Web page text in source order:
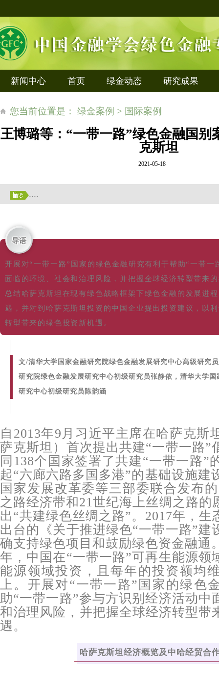
新闻中心 首页 绿金动态 研究成果
您当前位置是： 绿金案例 > 国际案例
王博璐等：“一带一路”绿色金融国
克斯坦
2021-05-18
....
导语
开展对“一带一路”国家的绿色金融研究有利于帮助“一带一
面临的环境、社会和治理风险，并把握全球经济转型带来
总结哈萨克斯坦在现有绿色战略框架下绿色金融的发展进
遇，并对到哈萨克斯坦投资的中国企业提出投资建议，以
转型带来的绿色投资新机遇。
文/清华大学国家金融研究院绿色金融发展研究中心高级研究
研究院绿色金融发展研究中心初级研究员张静依，清华大学
研究中心初级研究员陈韵涵
自2013年9月习近平主席在哈萨克斯
萨克斯坦）首次提出共建“一带一路”
同138个国家签署了共建“一带一路”
起“六廊六路多国多港”的基础设施建
国家发展改革委等三部委联合发布
之路经济带和21世纪海上丝绸之路的
出“共建绿色丝绸之路”。2017年，生
出台的《关于推进绿色“一带一路”建
确支持绿色项目和鼓励绿色资金融通
年，中国在“一带一路”可再生能源领
能源领域投资，且每年的投资额均
上。开展对“一带一路”国家的绿色
助“一带一路”参与方识别经济活动中
和治理风险，并把握全球经济转型带
遇。
哈萨克斯坦经济概览及中哈经贸合